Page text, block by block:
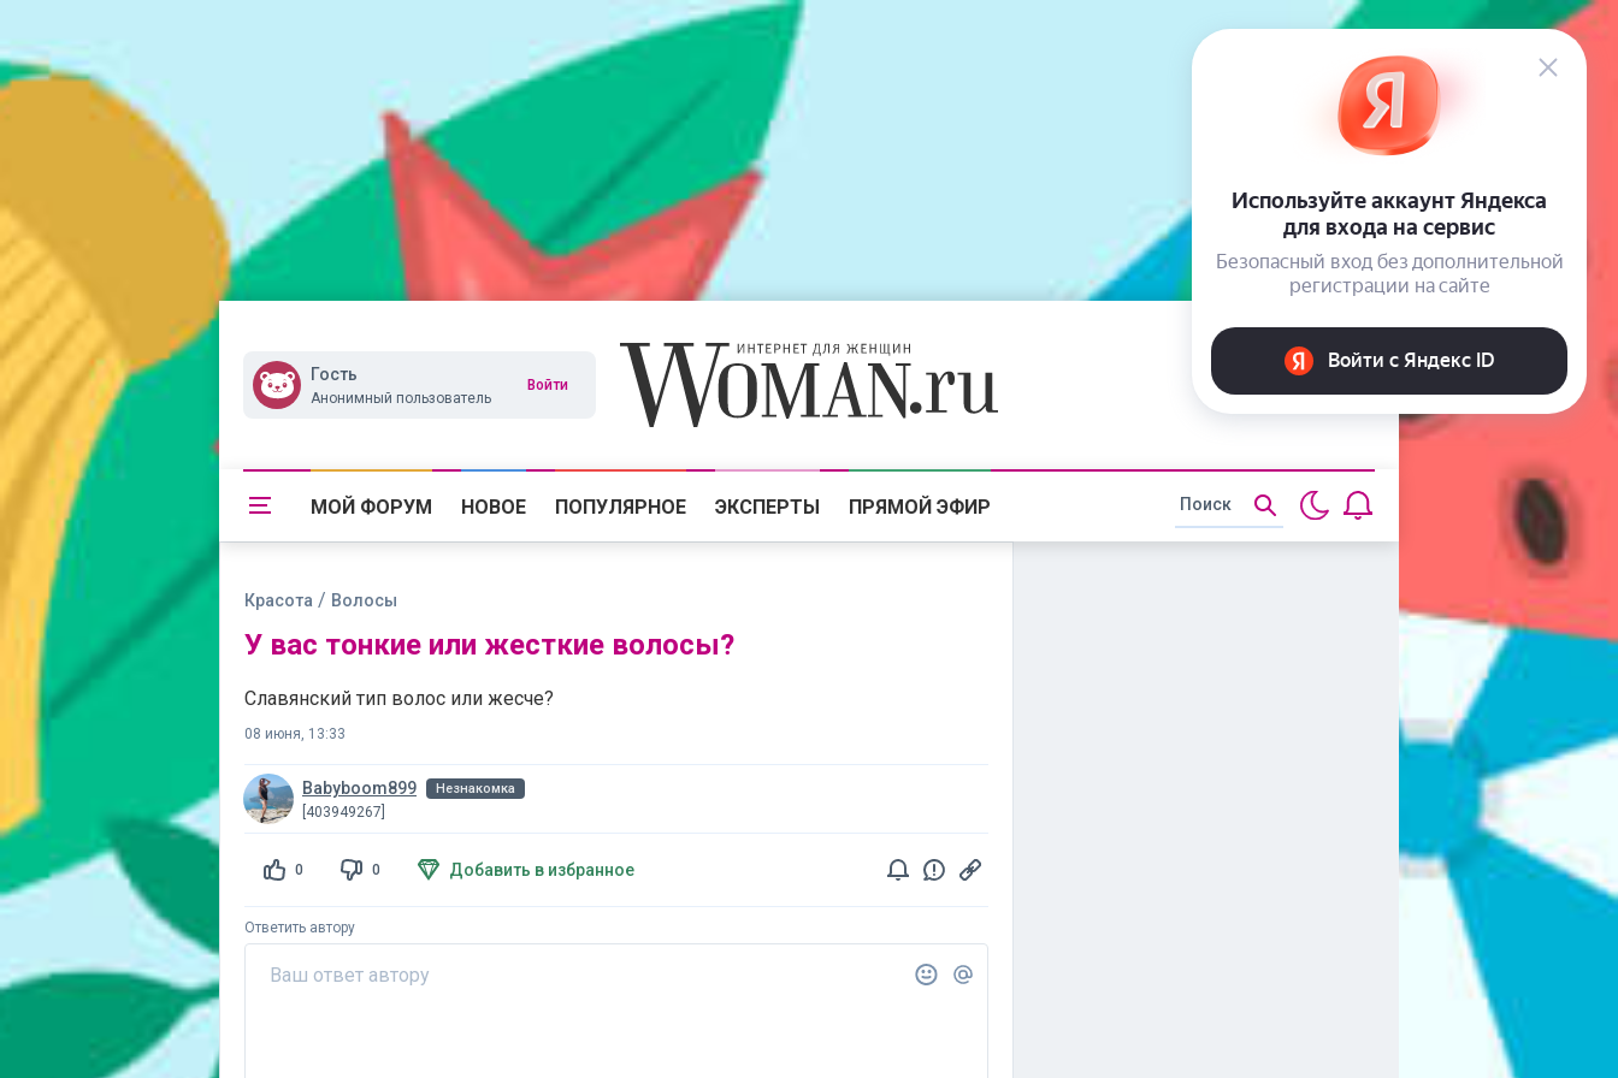
Гость
Анонимный пользователь
Войти
МОЙ ФОРУМ НОВОЕ ПОПУЛЯРНОЕ ЭКСПЕРТЫ ПРЯМОЙ ЭФИР
Красота / Волосы
У вас тонкие или жесткие волосы?
Славянский тип волос или жесче?
08 июня, 13:33
Babyboom899 Незнакомка
[403949267]
0 0 Добавить в избранное
Ответить автору